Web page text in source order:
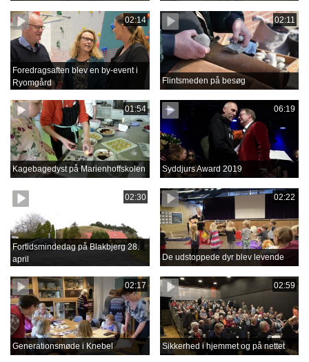
02:14
Foredragsaften blev en by-event i
Ryomgård
02:11
Flintsmeden på besøg
01:54
Kagebagedyst på Marienhoffskolen
06:19
Syddjurs Award 2019
02:30
Fortidsmindedag på Blakbjerg 28.
april
02:22
De udstoppede dyr blev levende
02:17
Generationsmøde i Knebel
02:59
Sikkerhed i hjemmet og på nettet